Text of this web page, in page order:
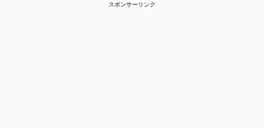
スポンサーリンク